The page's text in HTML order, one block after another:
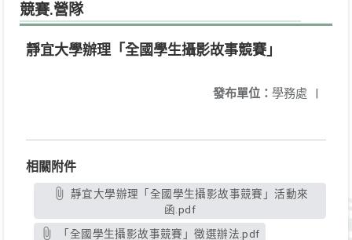
競賽.營隊
靜宜大學辦理「全國學生攝影故事競賽」
發布單位： 學務處 |
相關附件
函.pdf
「全國學生攝影故事競賽」徵選辦法.pdf